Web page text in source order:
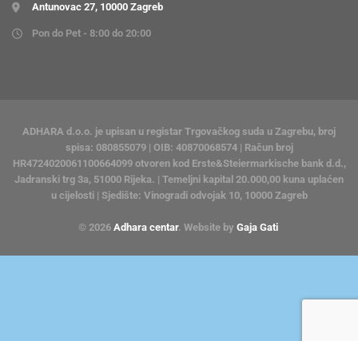
Antunovac 27, 10000 Zagreb
Pon do Pet - 8:00 do 20:00
ADHARA d.o.o. je upisan u registar Trgovačkog suda u Zagrebu, broj
spisa: 080855079 | OIB: 40870068574 | Račun broj
HR4724020061100664099 otvoren kod Erste&Steiermarkische bank d.d.,
Jadranski trg 3a, 51000 Rijeka. | Temeljni kapital 20.000,00 kuna uplaćen
u cijelosti | Sjedište: Vinogradi odvojak 10, 10000 Zagreb
© 2026 Adhara centar. Website by Gaja Gati